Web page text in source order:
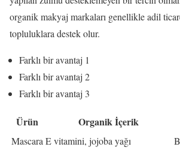
organik makyaj markaları genellikle adil
topluluklara destek olur.
Farklı bir avantaj 1
Farklı bir avantaj 2
Farklı bir avantaj 3
Ürün Organik İçerik
Mascara E vitamini, jojoba yağı